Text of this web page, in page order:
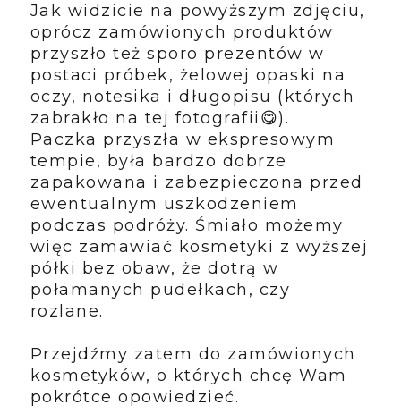
Jak widzicie na powyższym zdjęciu,
oprócz zamówionych produktów
przyszło też sporo prezentów w
postaci próbek, żelowej opaski na
oczy, notesika i długopisu (których
zabrakło na tej fotografii😋).
Paczka przyszła w ekspresowym
tempie, była bardzo dobrze
zapakowana i zabezpieczona przed
ewentualnym uszkodzeniem
podczas podróży. Śmiało możemy
więc zamawiać kosmetyki z wyższej
półki bez obaw, że dotrą w
połamanych pudełkach, czy
rozlane.
Przejdźmy zatem do zamówionych
kosmetyków, o których chcę Wam
pokrótce opowiedzieć.